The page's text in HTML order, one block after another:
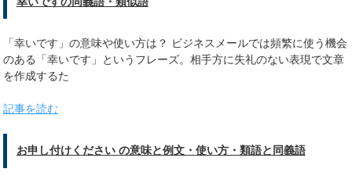
「幸いです」の意味や使い方は？ ビジネスメールでは頻繁に使う機会
のある「幸いです」というフレーズ。相手方に失礼のない表現で文章
を作成するた
記事を読む
お申し付けください の意味と例文・使い方・類語と同義語